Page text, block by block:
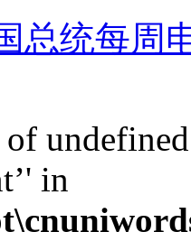
总统每周
in